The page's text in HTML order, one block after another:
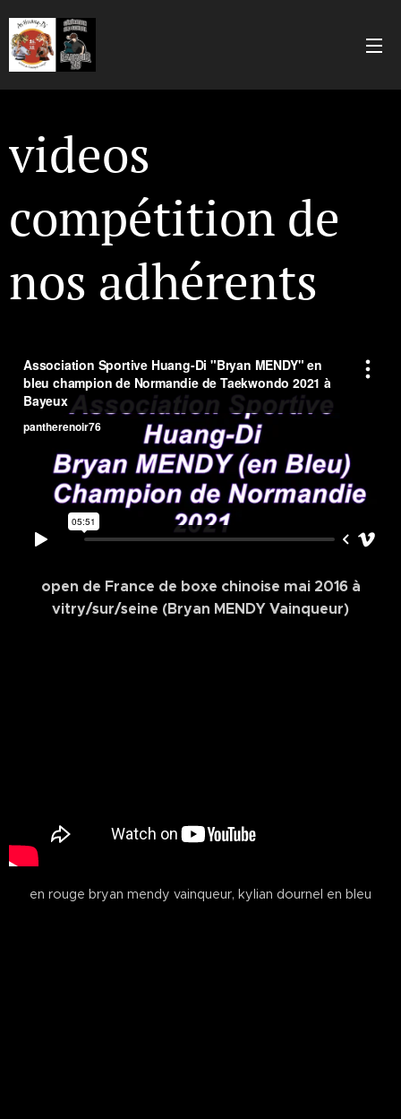
videos
compétition de
nos adhérents
open de France de boxe chinoise mai 2016 à
vitry/sur/seine (Bryan MENDY Vainqueur)
en rouge bryan mendy vainqueur, kylian dournel en bleu